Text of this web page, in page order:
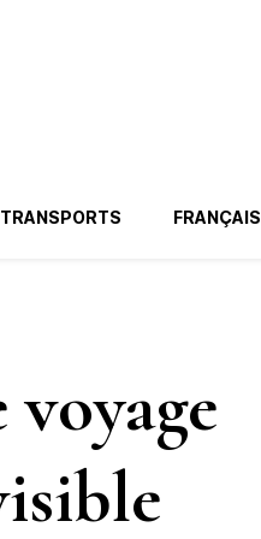
TRANSPORTS FRANÇAIS